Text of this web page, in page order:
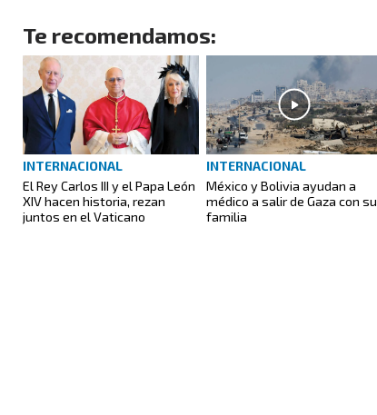
Te recomendamos:
INTERNACIONAL
El Rey Carlos III y el Papa León
XIV hacen historia, rezan
juntos en el Vaticano
INTERNACIONAL
México y Bolivia ayudan a
médico a salir de Gaza con su
familia